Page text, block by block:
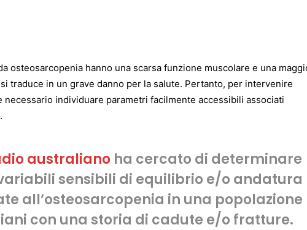
osteosarcopenia hanno una scarsa funzione muscolare e una
traduce in un grave danno per la salute. Pertanto, per intervenire
necessario individuare parametri facilmente accessibili associati
australiano ha cercato di determinare
sensibili di equilibrio e/o andatura
all’osteosarcopenia in una popolazione
con una storia di cadute e/o fratture.